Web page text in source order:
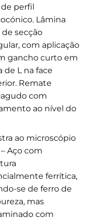
perfil
Lâmina
de secção
com aplicação
gancho curto em
de L na face
Remate
com
ao nível do
ao microscópio
Aço com
ferrítica,
se de ferro de
mas
com